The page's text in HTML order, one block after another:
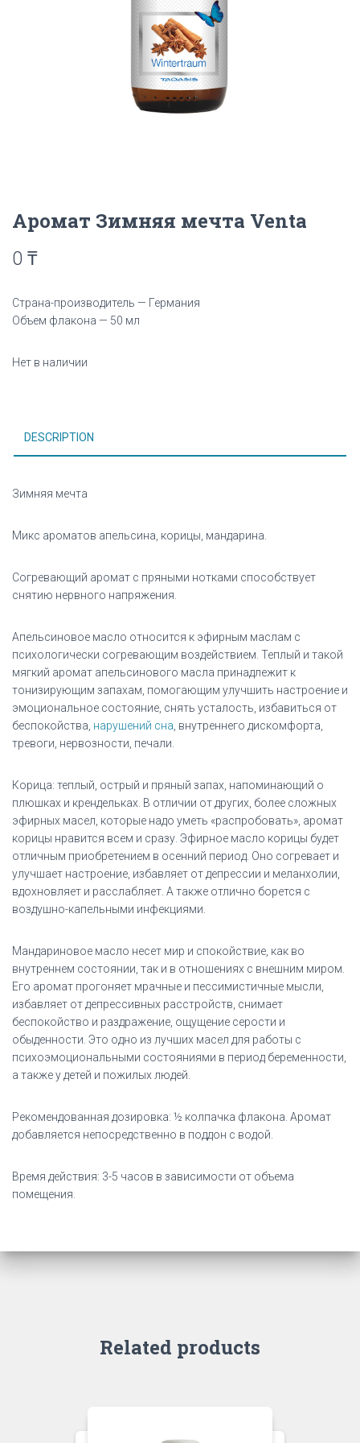
Аромат Зимняя мечта Venta
0 ₸
Страна-производитель — Германия
Объем флакона — 50 мл
Нет в наличии
DESCRIPTION
Зимняя мечта
Микс ароматов апельсина, корицы, мандарина.
Согревающий аромат с пряными нотками способствует
снятию нервного напряжения.
Апельсиновое масло относится к эфирным маслам с
психологически согревающим воздействием. Теплый и такой
мягкий аромат апельсинового масла принадлежит к
тонизирующим запахам, помогающим улучшить настроение и
эмоциональное состояние, снять усталость, избавиться от
беспокойства, нарушений сна , внутреннего дискомфорта,
тревоги, нервозности, печали.
Корица: теплый, острый и пряный запах, напоминающий о
плюшках и крендельках. В отличии от других, более сложных
эфирных масел, которые надо уметь «распробовать», аромат
корицы нравится всем и сразу. Эфирное масло корицы будет
отличным приобретением в осенний период. Оно согревает и
улучшает настроение, избавляет от депрессии и меланхолии,
вдохновляет и расслабляет. А также отлично борется с
воздушно-капельными инфекциями.
Мандариновое масло несет мир и спокойствие, как во
внутреннем состоянии, так и в отношениях с внешним миром.
Его аромат прогоняет мрачные и пессимистичные мысли,
избавляет от депрессивных расстройств, снимает
беспокойство и раздражение, ощущение серости и
обыденности. Это одно из лучших масел для работы с
психоэмоциональными состояниями в период беременности,
а также у детей и пожилых людей.
Рекомендованная дозировка: ½ колпачка флакона. Аромат
добавляется непосредственно в поддон с водой.
Время действия: 3-5 часов в зависимости от объема
помещения.
Related products